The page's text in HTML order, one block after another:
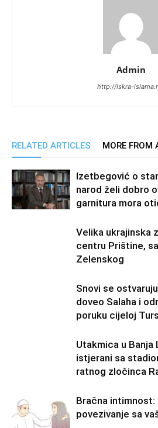
Admin
http://iskra-
RELATED ARTICLES MORE FROM
Izetbegović o
narod želi dobro
garnitura mora
Velika ukrajinska
centru Prištine,
Zelenskog
Snovi se
doveo Salaha i
poruku cijeloj
Utakmica u Banja
istjerani sa
ratnog zločinca
Bračna intimnost:
povezivanje sa